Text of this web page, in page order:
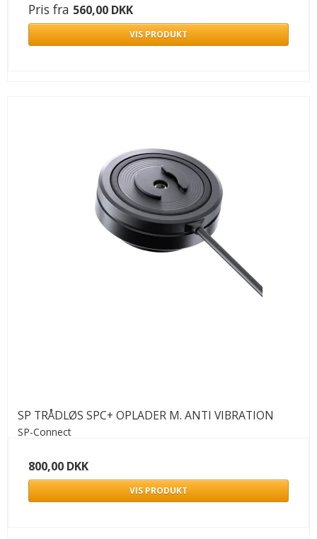
Pris fra 560,00 DKK
VIS PRODUKT
SP TRÅDLØS SPC+ OPLADER M. ANTI VIBRATION
SP-Connect
800,00 DKK
VIS PRODUKT